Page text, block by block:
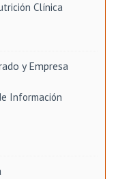
Clínica
y Empresa
Información